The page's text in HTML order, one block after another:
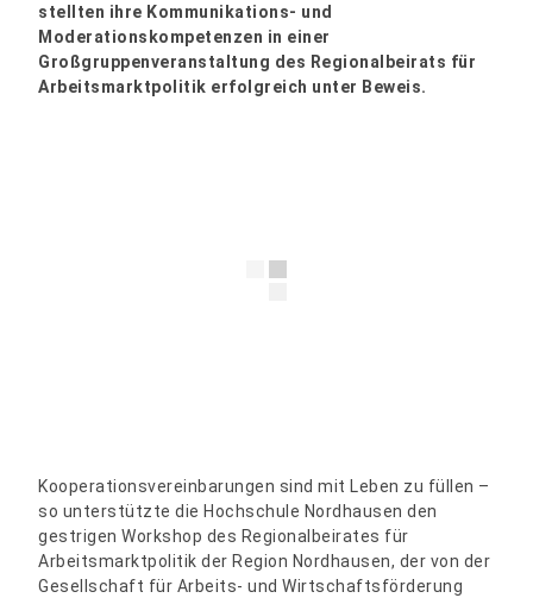
stellten ihre Kommunikations- und
Moderationskompetenzen in einer
Großgruppenveranstaltung des Regionalbeirats für
Arbeitsmarktpolitik erfolgreich unter Beweis.
Kooperationsvereinbarungen sind mit Leben zu füllen –
so unterstützte die Hochschule Nordhausen den
gestrigen Workshop des Regionalbeirates für
Arbeitsmarktpolitik der Region Nordhausen, der von der
Gesellschaft für Arbeits- und Wirtschaftsförderung